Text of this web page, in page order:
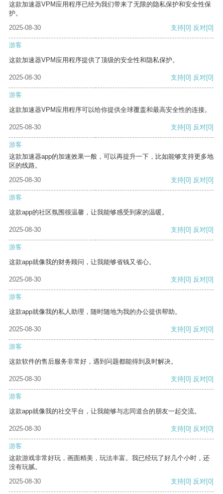
这款加速器VPM应用程序已经为我们带来了无限的隐私保护和安全性保
护。
2025-08-30
支持[0] 反对[0]
游客
这款加速器VPM应用程序提供了顶级的安全性和隐私保护。
2025-08-30 支持[0] 反对[0]
游客
这款加速器VPM应用程序可以给你提供全球覆盖和最高安全性的连接。
2025-08-30 支持[0] 反对[0]
游客
这款加速器app的加速效果一般，可以再提升一下，比如能够支持更多地
区的线路。
2025-08-30
支持[0] 反对[0]
游客
这款app的社区氛围很温馨，让我能够感受到家的温暖。
2025-08-30 支持[0] 反对[0]
游客
这款app就像我的财务顾问，让我能够省钱又省心。
2025-08-30 支持[0] 反对[0]
游客
这款app就像我的私人助理，随时随地为我的办公提供帮助。
2025-08-30 支持[0] 反对[0]
游客
这款软件的售后服务非常好，遇到问题都能得到及时解决。
2025-08-30 支持[0] 反对[0]
游客
这款app就像我的社交平台，让我能够与志同道合的朋友一起交流。
2025-08-30 支持[0] 反对[0]
游客
这款游戏非常好玩，画面精美，玩法丰富。我已经玩了好几个小时，还
没有玩腻。
2025-08-30
支持[0] 反对[0]